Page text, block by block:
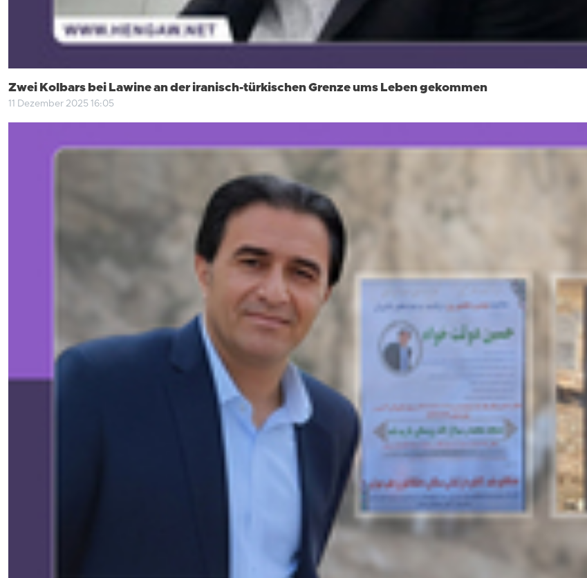
Zwei Kolbars bei Lawine an der iranisch-türkischen Grenze ums Leben gekommen
11 Dezember 2025 16:05